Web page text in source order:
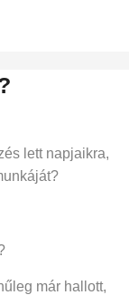
lett napjaikra,
már hallott,